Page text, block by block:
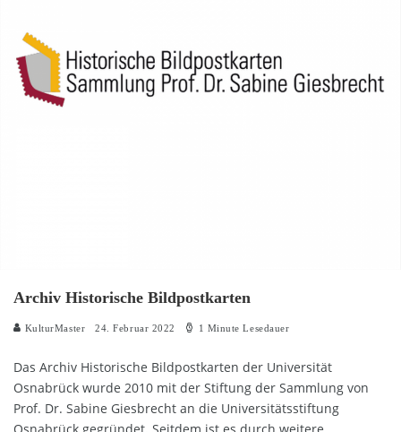
Archiv Historische Bildpostkarten
KulturMaster 24. Februar 2022 1 Minute Lesedauer
Das Archiv Historische Bildpostkarten der Universität
Osnabrück wurde 2010 mit der Stiftung der Sammlung von
Prof. Dr. Sabine Giesbrecht an die Universitätsstiftung